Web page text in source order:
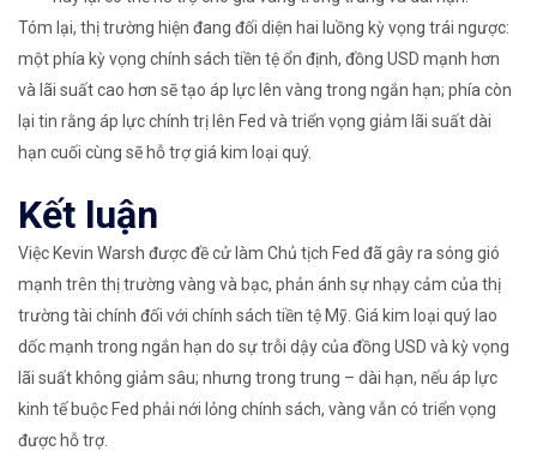
Tóm lại, thị trường hiện đang đối diện hai luồng kỳ vọng trái ngược:
một phía kỳ vọng chính sách tiền tệ ổn định, đồng USD mạnh hơn
và lãi suất cao hơn sẽ tạo áp lực lên vàng trong ngắn hạn; phía còn
lại tin rằng áp lực chính trị lên Fed và triển vọng giảm lãi suất dài
hạn cuối cùng sẽ hỗ trợ giá kim loại quý.
Kết luận
Việc Kevin Warsh được đề cử làm Chủ tịch Fed đã gây ra sóng gió
mạnh trên thị trường vàng và bạc, phản ánh sự nhạy cảm của thị
trường tài chính đối với chính sách tiền tệ Mỹ. Giá kim loại quý lao
dốc mạnh trong ngắn hạn do sự trỗi dậy của đồng USD và kỳ vọng
lãi suất không giảm sâu; nhưng trong trung – dài hạn, nếu áp lực
kinh tế buộc Fed phải nới lỏng chính sách, vàng vẫn có triển vọng
được hỗ trợ.